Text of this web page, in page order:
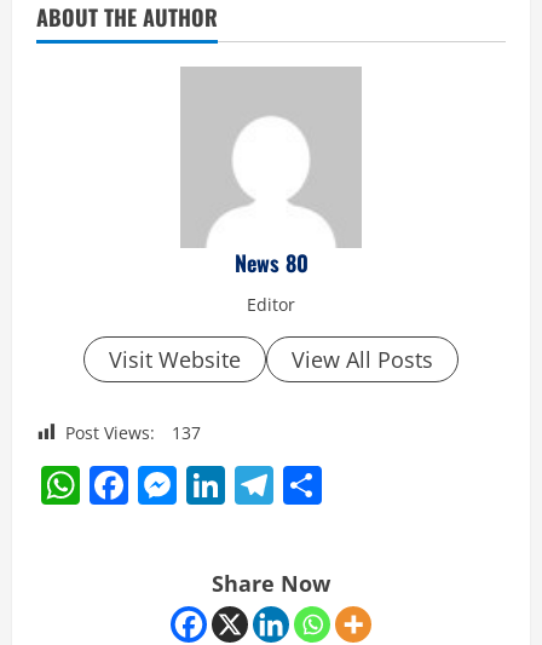
ABOUT THE AUTHOR
News 80
Editor
Visit Website View All Posts
Post Views: 137
WhatsApp
Facebook
Messenger
LinkedIn
Telegram
Share Now